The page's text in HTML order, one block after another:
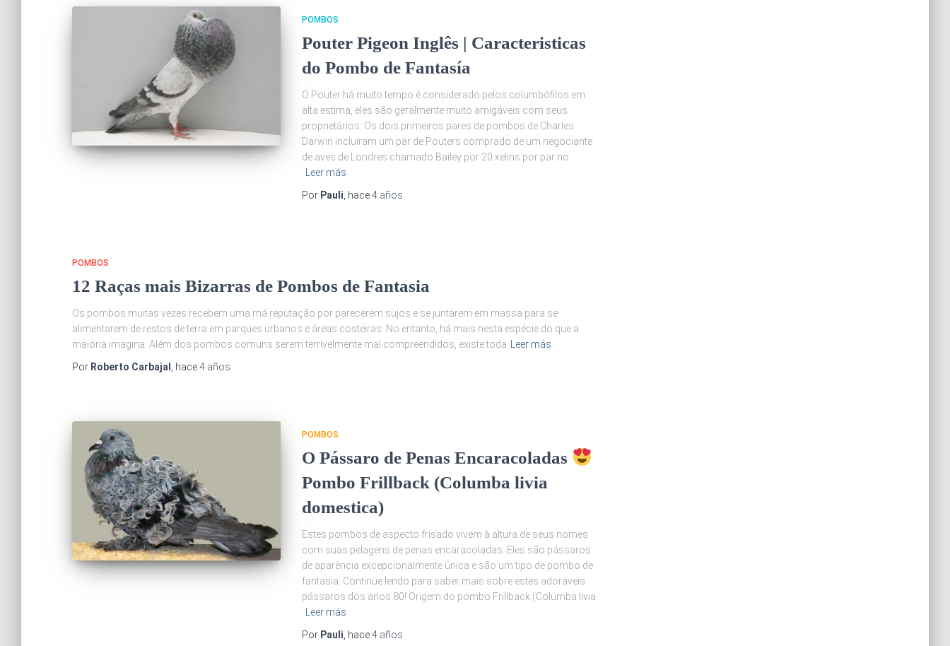
POMBOS
Pouter Pigeon Inglês | Caracteristicas
do Pombo de Fantasía
O Pouter há muito tempo é considerado pelos columbófilos em
alta estima, eles são geralmente muito amigáveis com seus
proprietários. Os dois primeiros pares de pombos de Charles
Darwin incluíram um par de Pouters comprado de um negociante
de aves de Londres chamado Bailey por 20 xelins por par no
Leer más
Por Pauli , hace4 años
POMBOS
12 Raças mais Bizarras de Pombos de Fantasia
Os pombos muitas vezes recebem uma má reputação por parecerem sujos e se juntarem em massa para se
alimentarem de restos de terra em parques urbanos e áreas costeiras. No entanto, há mais nesta espécie do que a
maioria imagina. Além dos pombos comuns serem terrivelmente mal compreendidos, existe toda
Leer más
Por Roberto Carbajal , hace4 años
POMBOS
O Pássaro de Penas Encaracoladas
Pombo Frillback (Columba livia
domestica)
Estes pombos de aspecto frisado vivem à altura de seus nomes
com suas pelagens de penas encaracoladas. Eles são pássaros
de aparência excepcionalmente única e são um tipo de pombo de
fantasia. Continue lendo para saber mais sobre estes adoráveis
pássaros dos anos 80! Origem do pombo Frillback (Columba livia
Leer más
Por Pauli , hace4 años